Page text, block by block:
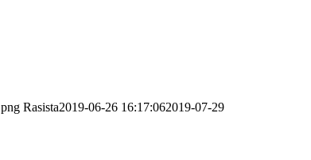
Rasista2019-06-26 16:17:062019-07-29